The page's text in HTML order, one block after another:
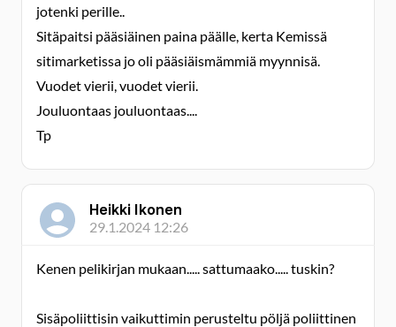
jotenki perille..
Sitäpaitsi pääsiäinen paina päälle, kerta Kemissä
sitimarketissa jo oli pääsiäismämmiä myynnisä.
Vuodet vierii, vuodet vierii.
Jouluontaas jouluontaas....
Tp
Heikki Ikonen
29.1.2024 12:26
Kenen pelikirjan mukaan..... sattumaako..... tuskin?
Sisäpoliittisin vaikuttimin perusteltu pöljä poliittinen